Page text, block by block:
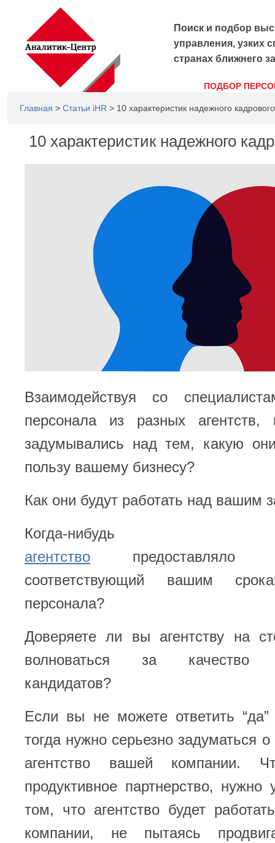
Поиск и подбор
управления, узких
странах ближнего
ПОДБОР
Главная > Статьи iHR > 10 характеристик надежного
10 характеристик надежного
Взаимодействуя со
персонала из разных агентств,
задумывались над тем, какую
пользу вашему бизнесу?
Как они будут работать над вашим
Когда-
агентство предоставляло
соответствующий вашим
персонала?
Доверяете ли вы агентству на
волноваться за качество
кандидатов?
Если вы не можете ответить
тогда нужно серьезно задуматься
агентство вашей компании.
продуктивное партнерство, нужно
том, что агентство будет
компании, не пытаясь